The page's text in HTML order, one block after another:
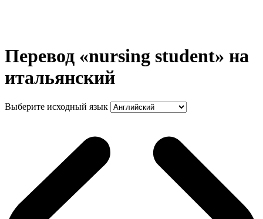
Перевод «nursing student» на
итальянский
Выберите исходный язык